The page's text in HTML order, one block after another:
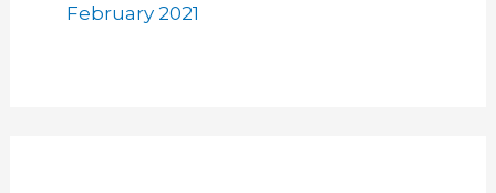
February 2021